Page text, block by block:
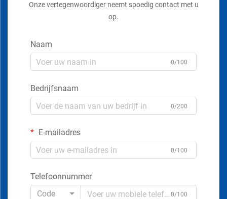
Onze vertegenwoordiger neemt spoedig contact met u
op.
Naam
0/100
Bedrijfsnaam
0/200
E-mailadres
0/100
Telefoonnummer
Code
0/100